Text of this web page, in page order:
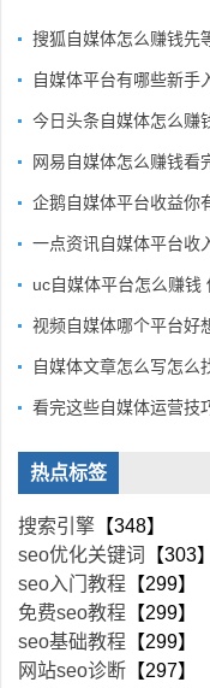
搜狐自媒体怎么赚钱先
自媒体平台有哪些新手
今日头条自媒体怎么赚
网易自媒体怎么赚钱看
企鹅自媒体平台收益你
一点资讯自媒体平台收
uc自媒体平台怎么赚钱
视频自媒体哪个平台好
自媒体文章怎么写怎么
看完这些自媒体运营技
热点标签
搜索引擎 【348】
seo优化关键词
【303】
seo入门教程 【299】
免费seo教程 【299】
seo基础教程 【299】
网站seo诊断 【297】